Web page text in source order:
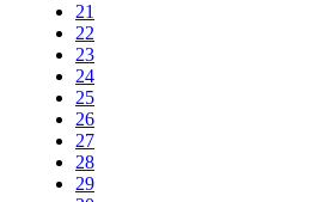
21
22
23
24
25
26
27
28
29